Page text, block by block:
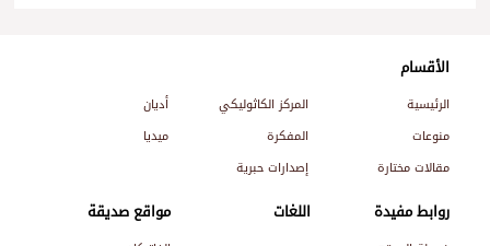
الأقسام
الرئيسية المركز الكاثوليكي
أديان
منوعات
المفكرة
ميديا
مقالات مختارة
إصدارات حبرية
روابط مفيدة اللغات مواقع صديقة